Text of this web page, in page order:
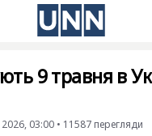
9 травня в
03:00 • 11587 перегляди